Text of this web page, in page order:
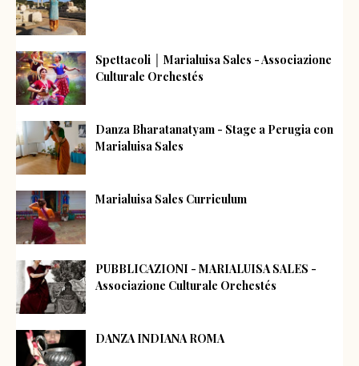
Spettacoli │ Marialuisa Sales - Associazione
Culturale Orchestés
Danza Bharatanatyam - Stage a Perugia con
Marialuisa Sales
Marialuisa Sales Curriculum
PUBBLICAZIONI - MARIALUISA SALES -
Associazione Culturale Orchestés
DANZA INDIANA ROMA